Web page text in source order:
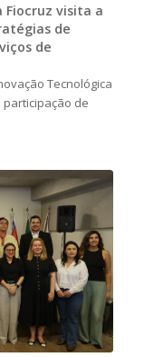
Fiocruz visita a
de
de
Tecnológica
participação de